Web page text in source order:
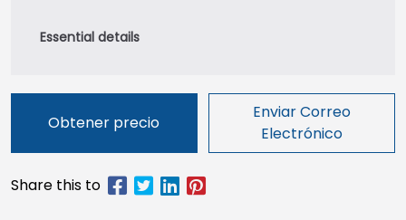
Obtener precio
Enviar Correo
Electrónico